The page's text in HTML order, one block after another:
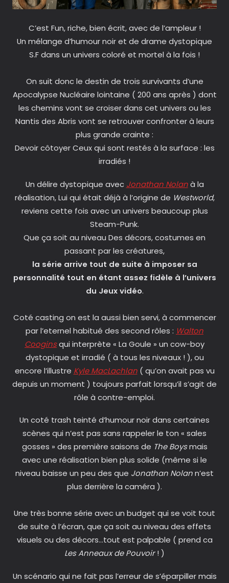
C’est Fun, riche, bien écrit, avec de l’ampleur !
Un mélange d’humour noir et de drame dystopique
S.F dans un univers coloré et mortel à la fois !
On suit donc le destin de trois survivants d’une
Apocalypse Nucléaire lointaine ( 200 ans après ) dont
les chemins vont se croiser dans cet univers ou les
Nantis des Abris vont se retrouver confronter à leurs
plus grande crainte :
Devoir côtoyer Ceux qui sont restés à la surface : les
irradiés !
Un délire dystopique avec Jonathan Nolanà la
réalisation, Lui qui était déjà à l’origine de Westworld,
reviens cette fois avec un univers beaucoup plus
Steam-Punk.
Que ça soit au niveau Des décors, costumes en
passant par les créatures,
la série arrive tout de suite à imposer sa
personnalité tout en étant assez fidèle à l’univers
du Jeux vidéo.
Coté casting on est la aussi bien servi, à commencer
par l’eternel habitué des second rôles : Walton
Cooginsqui interprète « La Goule » un cow-boy
dystopique et irradié ( à tous les niveaux ! ), ou
encore l’illustre Kyle MacLachlan( qu’on avait pas vu
depuis un moment ) toujours parfait lorsqu’il s’agit de
rôle à contre-emploi.
Un coté trash teinté d’humour noir dans certaines
scènes qui n’est pas sans rappeler le ton « sales
gosses » des première saisons de The Boysmais
avec une réalisation bien plus solide (même si le
niveau baisse un peu des que Jonathan Nolann’est
plus derrière la caméra ).
Une très bonne série avec un budget qui se voit tout
de suite à l’écran, que ça soit au niveau des effets
visuels ou des décors…tout est palpable ( prend ca
Les Anneaux de Pouvoir! )
Un scénario qui ne fait pas l’erreur de s’éparpiller mais